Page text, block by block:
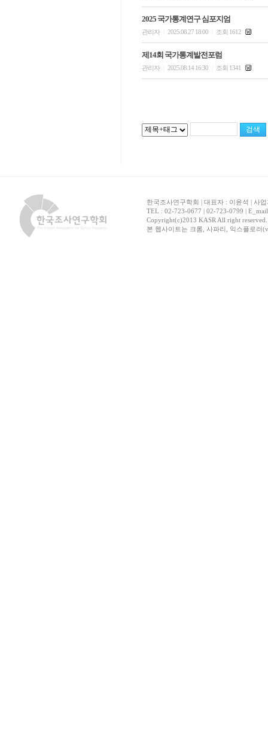
2025 국가통계연구 심포지엄
관리자 2025.08.27 18:00 조회 1612
제14회 국가통계발전포럼
관리자 2025.08.14 16:30 조회 1341
한국조사연구학회 | 대표자 : 이윤석 | 사
TEL : 02-723-0677 | 02-723-0799 | E_mail
Copyright(c)2013 KASR All right
본 웹사이트는 크롬, 사파리, 익스플로러